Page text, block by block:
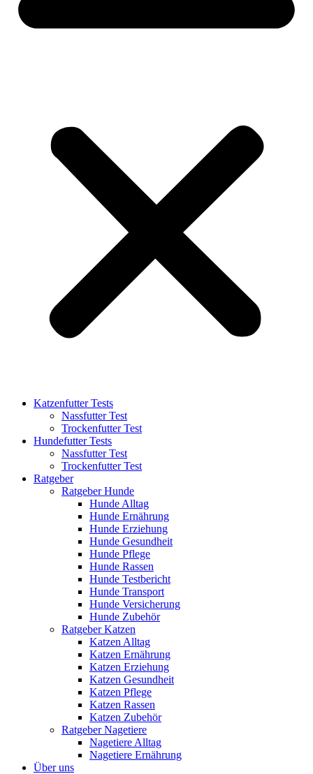
Katzenfutter Tests
Nassfutter Test
Trockenfutter Test
Hundefutter Tests
Nassfutter Test
Trockenfutter Test
Ratgeber
Ratgeber Hunde
Hunde Alltag
Hunde Ernährung
Hunde Erziehung
Hunde Gesundheit
Hunde Pflege
Hunde Rassen
Hunde Testbericht
Hunde Transport
Hunde Versicherung
Hunde Zubehör
Ratgeber Katzen
Katzen Alltag
Katzen Ernährung
Katzen Erziehung
Katzen Gesundheit
Katzen Pflege
Katzen Rassen
Katzen Zubehör
Ratgeber Nagetiere
Nagetiere Alltag
Nagetiere Ernährung
Über uns